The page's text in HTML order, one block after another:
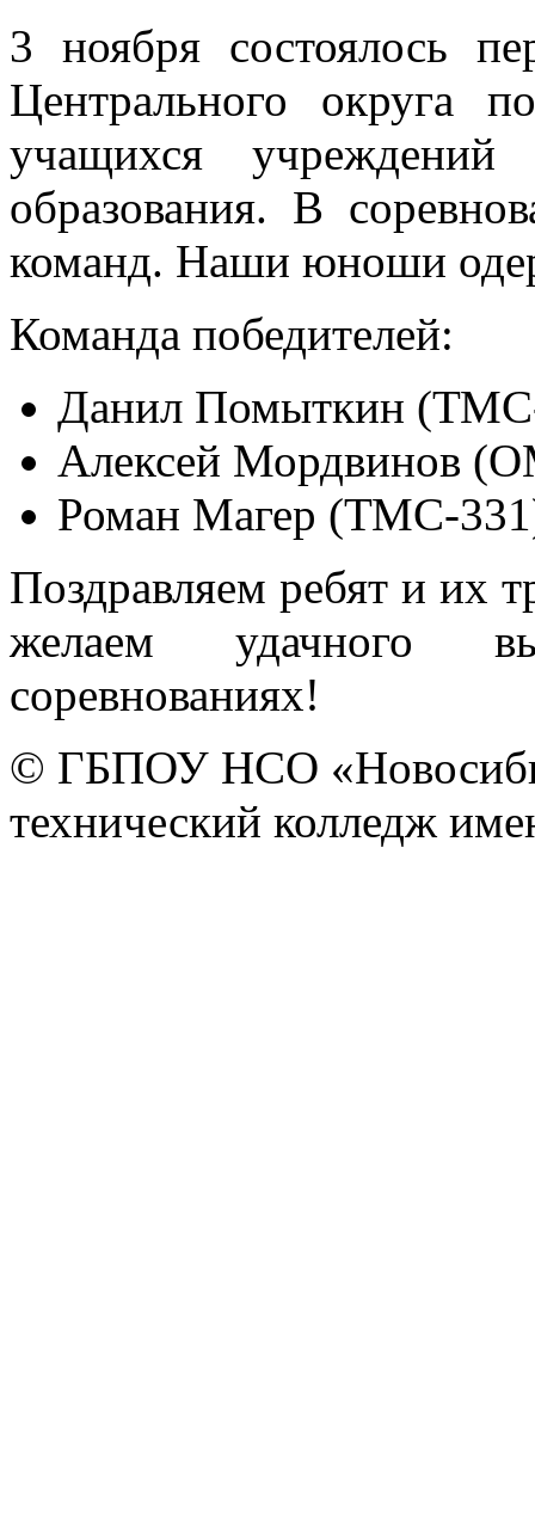
3 ноября состоялось
Центрального округа
учащихся учреждений
образования. В
команд. Наши юноши
Команда победителей:
Данил Помыткин
Алексей Мордвинов
Роман Магер (ТМС-
Поздравляем ребят и их
желаем удачного
соревнованиях!
© ГБПОУ НСО
технический колледж